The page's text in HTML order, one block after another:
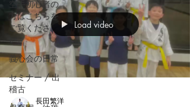
空手初心者の
方はこちらを
ご覧くださ
い。
義心会の日常
セミナー / 出
稽古
Load video
長田繁洋